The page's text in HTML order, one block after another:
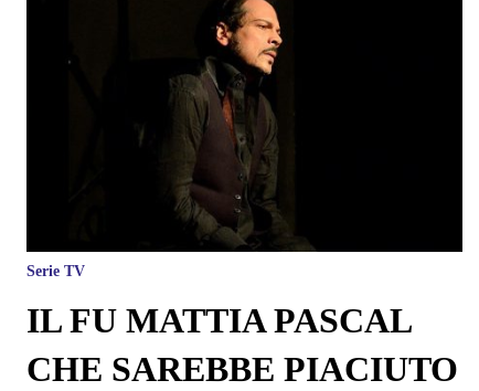
Serie TV
IL FU MATTIA PASCAL
CHE SAREBBE PIACIUTO